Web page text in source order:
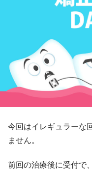
今回はイレギュラーな
ません。
前回の治療後に受付で